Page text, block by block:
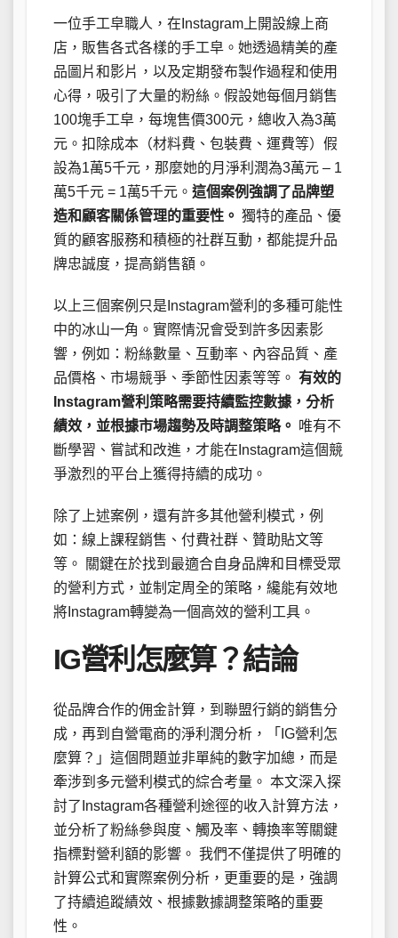
一位手工皁職人，在Instagram上開設線上商
店，販售各式各樣的手工皁。她透過精美的產
品圖片和影片，以及定期發布製作過程和使用
心得，吸引了大量的粉絲。假設她每個月銷售
100塊手工皁，每塊售價300元，總收入為3萬
元。扣除成本（材料費、包裝費、運費等）假
設為1萬5千元，那麼她的月淨利潤為3萬元 – 1
萬5千元 = 1萬5千元。 這個案例強調了品牌塑
造和顧客關係管理的重要性。 獨特的產品、優
質的顧客服務和積極的社群互動，都能提升品
牌忠誠度，提高銷售額。
以上三個案例只是Instagram營利的多種可能性
中的冰山一角。實際情況會受到許多因素影
響，例如：粉絲數量、互動率、內容品質、產
品價格、市場競爭、季節性因素等等。 有效的
Instagram營利策略需要持續監控數據，分析
績效，並根據市場趨勢及時調整策略。
唯有不
斷學習、嘗試和改進，才能在Instagram這個競
爭激烈的平台上獲得持續的成功。
除了上述案例，還有許多其他營利模式，例
如：線上課程銷售、付費社群、贊助貼文等
等。 關鍵在於找到最適合自身品牌和目標受眾
的營利方式，並制定周全的策略，纔能有效地
將Instagram轉變為一個高效的營利工具。
IG營利怎麼算？結論
從品牌合作的佣金計算，到聯盟行銷的銷售分
成，再到自營電商的淨利潤分析，「IG營利怎
麼算？」這個問題並非單純的數字加總，而是
牽涉到多元營利模式的綜合考量。 本文深入探
討了Instagram各種營利途徑的收入計算方法，
並分析了粉絲參與度、觸及率、轉換率等關鍵
指標對營利額的影響。 我們不僅提供了明確的
計算公式和實際案例分析，更重要的是，強調
了持續追蹤績效、根據數據調整策略的重要
性。